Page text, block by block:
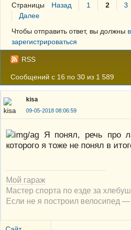
Страницы Назад 1 2 3
Далее
Чтобы отправить ответ, вы должны
зарегистрироваться
RSS
Сообщений с 16 по 30 из 1 589
kisa
09-05-2018 08:06:59
Я понял, речь про
которого я тоже не понял в
Мой гараж
Мастер спорта по езде за
Если не я построил велосипед